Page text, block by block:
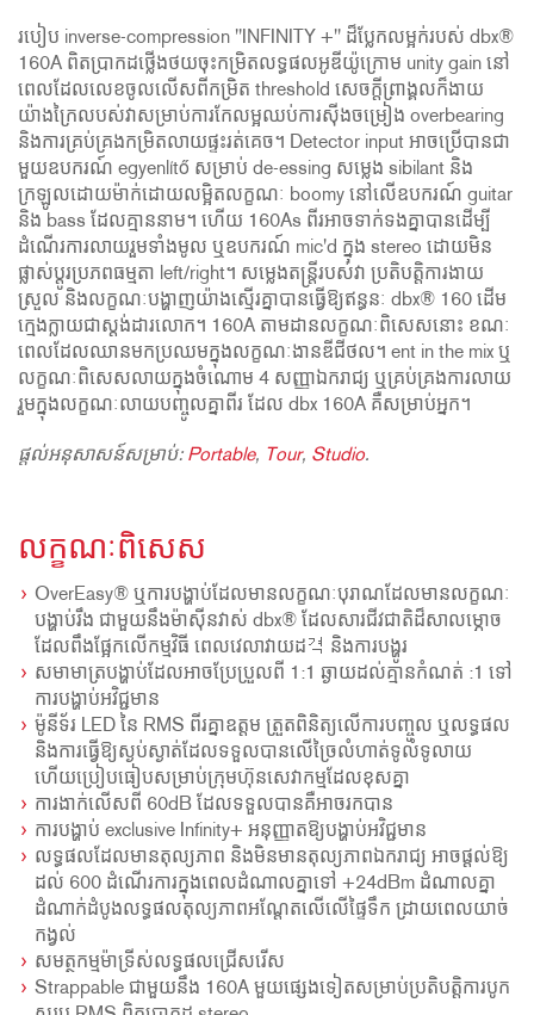
របៀប inverse-compression "INFINITY +" ដ៏ប្លែកលម្អក់របស់ dbx®
160A ពិតប្រាកដថ្លើងថយចុះកម្រិតលទ្ធផលអូឌីយ៉ូក្រោម unity gain នៅ
ពេលដែលលេខចូលលើសពីកម្រិត threshold សេចក្តីព្រាង្គលក៏ងាយ
យ៉ាងក្រៃលបស់វាសម្រាប់ការកែលម្អឈប់ការស៊ីងចម្រៀង overbearing
និងការគ្រប់គ្រងកម្រិតលាយផ្ទះរត់គេច។ Detector input អាចប្រើបានជា
មួយឧបករណ៍ egyenlítő សម្រាប់ de-essing សម្លេង sibilant និង
ក្រឡូលដោយម៉ាក់ដោយលម្អិតលក្ខណៈ boomy នៅលើឧបករណ៍ guitar
និង bass ដែលគ្មាននាម។ ហើយ 160As ពីរអាចទាក់ទងគ្នាបានដើម្បី
ដំណើរការលាយរួមទាំងមូល ឬឧបករណ៍ mic'd ក្នុង stereo ដោយមិន
ផ្លាស់ប្តូរប្រភពធម្មតា left/right។ សម្លេងតន្ត្រីរបស់វា ប្រតិបត្តិការងាយ
ស្រួល និងលក្ខណៈបង្ហាញយ៉ាងស្មើរគ្នាបានធ្វើឱ្យឥន្ធនៈ dbx® 160 ដើម
ក្មេងក្លាយជាស្តង់ដារលោក។ 160A តាមដានលក្ខណៈពិសេសនោះ ខណៈ
ពេលដែលឈានមកប្រឈមក្នុងលក្ខណៈងានឌីជីថល។ ent in the mix ឬ
លក្ខណៈពិសេសលាយក្នុងចំណោម 4 សញ្ញាឯករាជ្យ ឬគ្រប់គ្រងការលាយ
រួមក្នុងលក្ខណៈលាយបញ្ចូលគ្នាពីរ ដែល dbx 160A គឺសម្រាប់អ្នក។
ផ្តល់អនុសាសន៍សម្រាប់: Portable, Tour, Studio.
លក្ខណៈពិសេស
OverEasy® ឬការបង្ហាប់ដែលមានលក្ខណៈបុរាណដែលមានលក្ខណៈ
បង្ហាប់រឹង ជាមួយនឹងម៉ាស៊ីនវាស់ dbx® ដែលសារជីវជាតិដ៏សាលម្ភោច
ដែលពឹងផ្អែកលើកម្មវិធី ពេលវេលាវាយដ격 និងការបង្ហូរ
សមាមាត្របង្ហាប់ដែលអាចប្រែប្រួលពី 1:1 ឆ្ងាយដល់គ្មានកំណត់ :1 ទៅ
ការបង្ហាប់អវិជ្ជមាន
ម៉ូនីទ័រ LED នៃ RMS ពីរគ្នាឧត្តម ត្រួតពិនិត្យលើការបញ្ចូល ឬលទ្ធផល
និងការធ្វើឱ្យស្ងប់ស្ងាត់ដែលទទួលបានលើច្រៃលំហាត់ទូលំទូលាយ
ហើយប្រៀបធៀបសម្រាប់ក្រុមហ៊ុនសេវាកម្មដែលខុសគ្នា
ការងាក់លើសពី 60dB ដែលទទួលបានគឺអាចរកបាន
ការបង្ហាប់ exclusive Infinity+ អនុញ្ញាតឱ្យបង្ហាប់អវិជ្ជមាន
លទ្ធផលដែលមានតុល្យភាព និងមិនមានតុល្យភាពឯករាជ្យ អាចផ្ដល់ឱ្យ
ដល់ 600 ដំណើរការក្នុងពេលដំណាលគ្នាទៅ +24dBm ដំណាលគ្នា
ដំណាក់ដំបូងលទ្ធផលតុល្យភាពអណ្តែតលើលើផ្ទៃទឹក ដ្រាយពេលយាច់
កង្វល់
សមត្ថកម្មម៉ាទ្រីស់លទ្ធផលជ្រើសរើស
Strappable ជាមួយនឹង 160A មួយផ្សេងទៀតសម្រាប់ប្រតិបត្តិការបូក